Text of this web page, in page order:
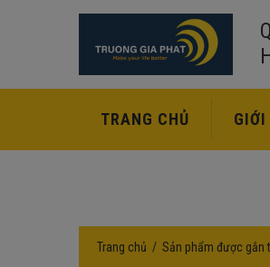
TRANG CHỦ GIỚI
Trang chủ Sản phẩm được gắn